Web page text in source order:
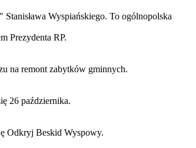
Wyspiańskiego. To ogólnopolska
Prezydenta RP.
na remont zabytków gminnych.
26 października.
Odkryj Beskid Wyspowy.